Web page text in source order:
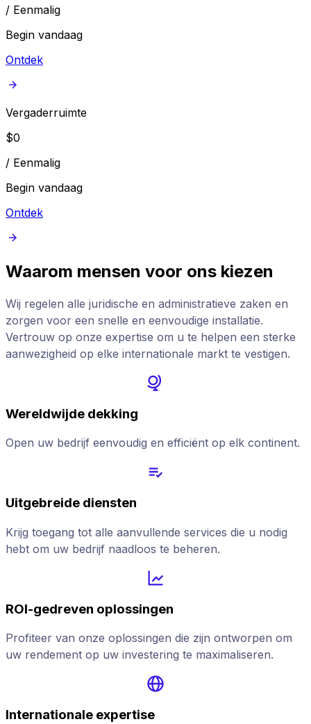
/ Eenmalig
Begin vandaag
Ontdek
Vergaderruimte
$0
/ Eenmalig
Begin vandaag
Ontdek
Waarom mensen voor ons kiezen
Wij regelen alle juridische en administratieve zaken en
zorgen voor een snelle en eenvoudige installatie.
Vertrouw op onze expertise om u te helpen een sterke
aanwezigheid op elke internationale markt te vestigen.
Wereldwijde dekking
Open uw bedrijf eenvoudig en efficiënt op elk continent.
Uitgebreide diensten
Krijg toegang tot alle aanvullende services die u nodig
hebt om uw bedrijf naadloos te beheren.
ROI-gedreven oplossingen
Profiteer van onze oplossingen die zijn ontworpen om
uw rendement op uw investering te maximaliseren.
Internationale expertise